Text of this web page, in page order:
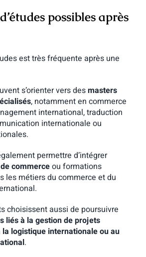
possibles après
est très fréquente après une
s’orienter vers desmasters
, notamment en commerce
international, traduction
internationale ou
permettre d’intégrer
commerceou formations
les métiers du commerce et du
choisissent aussi de poursuivre
liés à la gestion de projets
logistique internationale ou au
.